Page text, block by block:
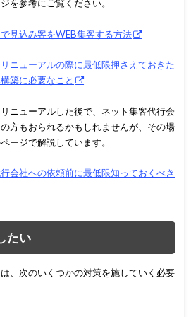
を参考にご覧ください。
見込み客をWEB集客する方法
ニューアルの際に最低限押さえておきた
築に必要なこと
ニューアルした後で、ネット集客代行会
方もおられるかもしれませんが、その場
ージで解説しています。
会社への依頼前に最低限知っておくべき
たい
、次のいくつかの対策を施していく必要